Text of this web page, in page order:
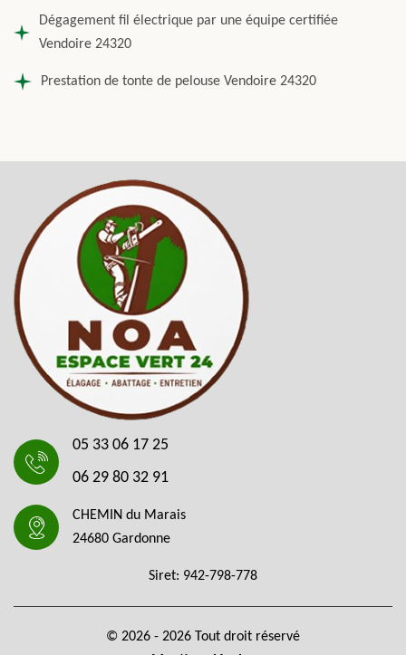
Dégagement fil électrique par une équipe certifiée
Vendoire 24320
Prestation de tonte de pelouse Vendoire 24320
05 33 06 17 25
06 29 80 32 91
CHEMIN du Marais
24680 Gardonne
Siret: 942-798-778
© 2026 - 2026 Tout droit réservé